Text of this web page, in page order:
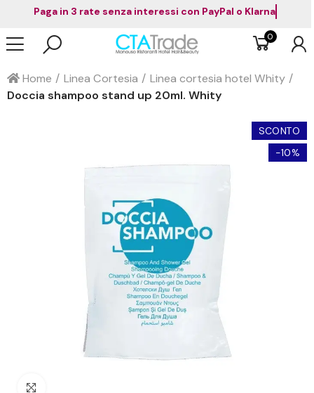
Paga in 3 rate senza interessi con PayPal o Klarna
0
Home Linea Cortesia
Linea cortesia hotel Whity
Doccia shampoo stand up 20ml. Whity
SCONTO
-10%